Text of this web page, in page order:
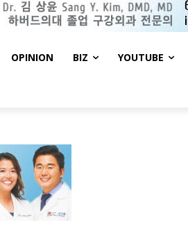
OPINION BIZ YOUTUBE